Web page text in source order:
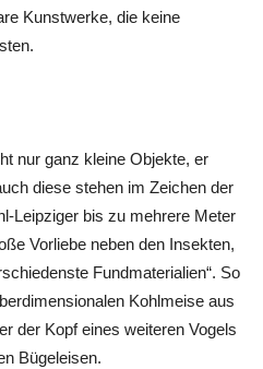
Kunstwerke, die keine
nur ganz kleine Objekte, er
diese stehen im Zeichen der
Leipziger bis zu mehrere Meter
Vorliebe neben den Insekten,
Fundmaterialien“. So
Kohlmeise aus
der Kopf eines weiteren Vogels
Bügeleisen.